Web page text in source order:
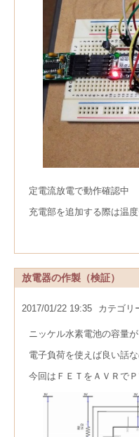
定電流放電で動作確認中
充電部を追加する際は温
放電器の作製（検証）
2017/01/22 19:35 カテゴリ
ニッケル水素電池の容量
電子負荷を使えば良い話
今回はＦＥＴをＡＶＲで